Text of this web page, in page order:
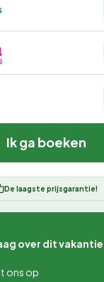
Ik ga boeken
De laagste prijsgarantie!
over dit
ons op